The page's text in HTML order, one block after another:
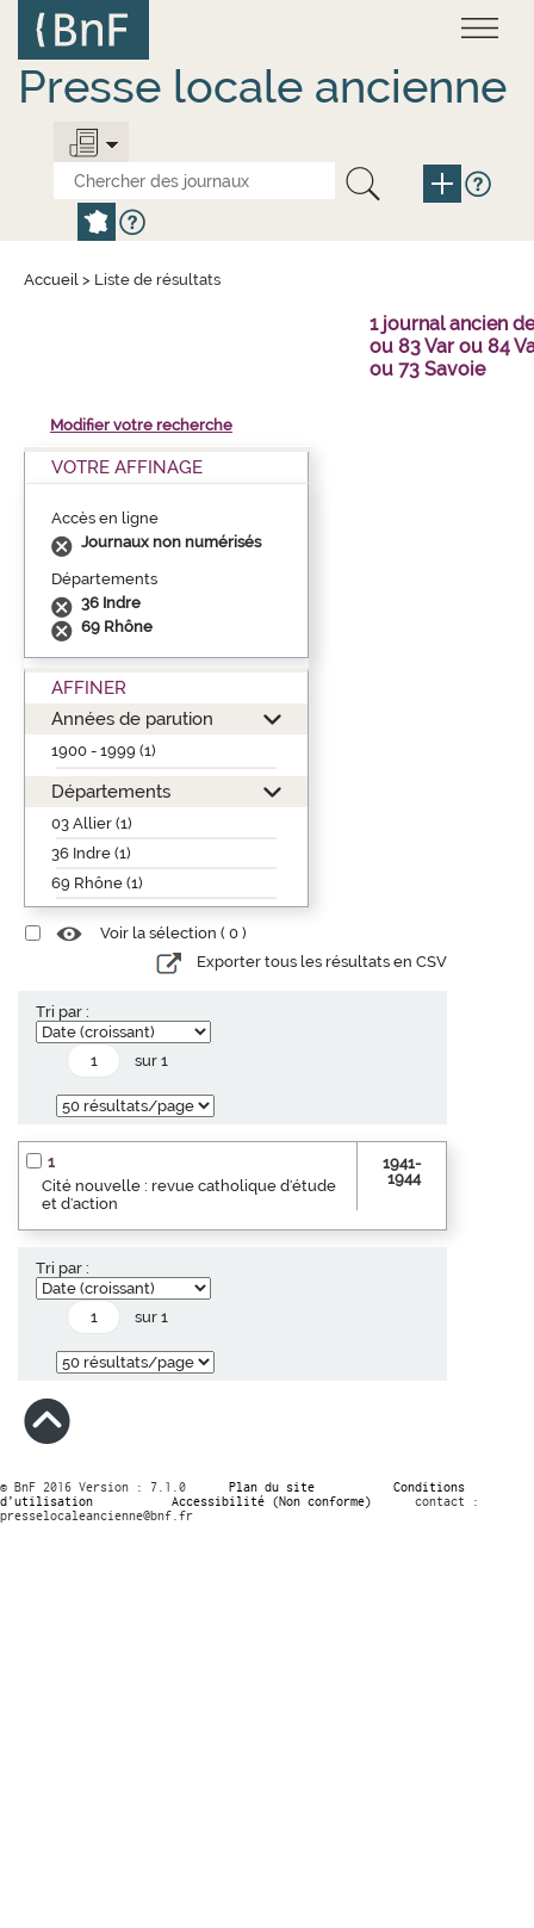
contenu
principal
Presse locale ancienne
Accueil > Liste de résultats
1 journal ancien
ou 83 Var ou 84
ou 73 Savoie
Modifier votre recherche
VOTRE AFFINAGE
Accès en ligne
Journaux non numérisés
Départements
36 Indre
69 Rhône
AFFINER
Années de parution
1900 - 1999 (1)
Départements
03 Allier (1)
36 Indre (1)
69 Rhône (1)
Voir la sélection ( 0 )
Exporter tous les résultats en CSV
Tri par :
sur 1
1
Cité nouvelle : revue catholique d'étude
et d'action
1941-
1944
Tri par :
sur 1
© BnF 2016 Version : 7.1.0 Plan du site
Conditions
d’utilisation
Accessibilité (Non conforme)
contact :
presselocaleancienne@bnf.fr
Panneau de gestion des cookies